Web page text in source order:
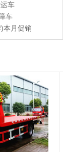
车
车
本月促销